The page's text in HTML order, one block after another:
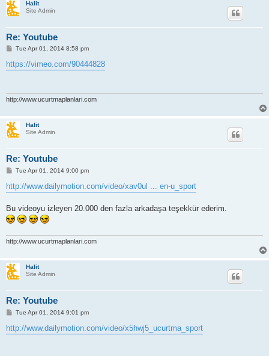
Halit
Site Admin
Re: Youtube
P
s
t
Tue Apr 01, 2014 8:58 pm
https://vimeo.com/90444828
http://www.ucurtmaplanlari.com
Halit
Site Admin
Re: Youtube
P
s
t
Tue Apr 01, 2014 9:00 pm
http://www.dailymotion.com/video/xav0ul ... en-u_sport
Bu videoyu izleyen 20.000 den fazla arkadaşa teşekkür ederim.
http://www.ucurtmaplanlari.com
Halit
Site Admin
Re: Youtube
P
s
t
Tue Apr 01, 2014 9:01 pm
http://www.dailymotion.com/video/x5hwj5_ucurtma_sport